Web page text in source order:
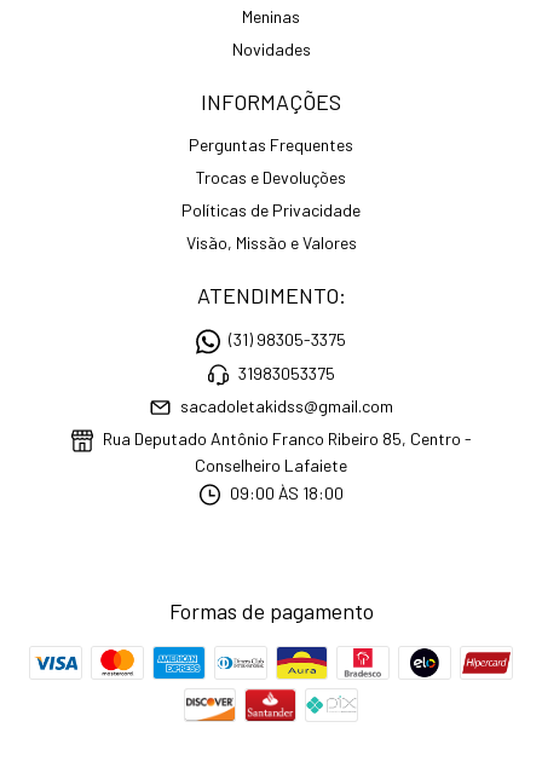
Meninas
Novidades
INFORMAÇÕES
Perguntas Frequentes
Trocas e Devoluções
Políticas de Privacidade
Visão, Missão e Valores
ATENDIMENTO:
(31) 98305-3375
31983053375
sacadoletakidss@gmail.com
Rua Deputado Antônio Franco Ribeiro 85, Centro -
Conselheiro Lafaiete
09:00 ÀS 18:00
Formas de pagamento